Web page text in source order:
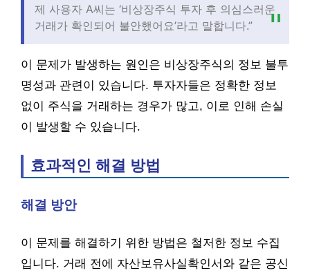
제 사용자 A씨는 ‘비상장주식 투자 후 의심스러운
거래가 확인되어 불안했어요’라고 말합니다.”
이 문제가 발생하는 원인은 비상장주식의 정보 불투
명성과 관련이 있습니다. 투자자들은 정확한 정보
없이 주식을 거래하는 경우가 많고, 이로 인해 손실
이 발생할 수 있습니다.
효과적인 해결 방법
해결 방안
이 문제를 해결하기 위한 방법은 철저한 정보 수집
입니다. 거래 전에 자산보유사실확인서와 같은 공신